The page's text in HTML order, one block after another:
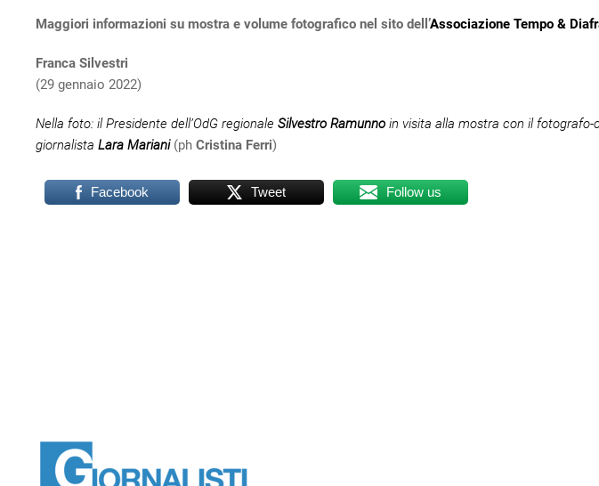
Maggiori informazioni su mostra e volume fotografico nel sito dell’Associazione Tempo &
Franca Silvestri
(29 gennaio 2022)
Nella foto: il Presidente dell’OdG regionale Silvestro Ramunno in visita alla mostra con il fotografo-
giornalista Lara Mariani(ph Cristina Ferri)
Facebook Tweet Follow us